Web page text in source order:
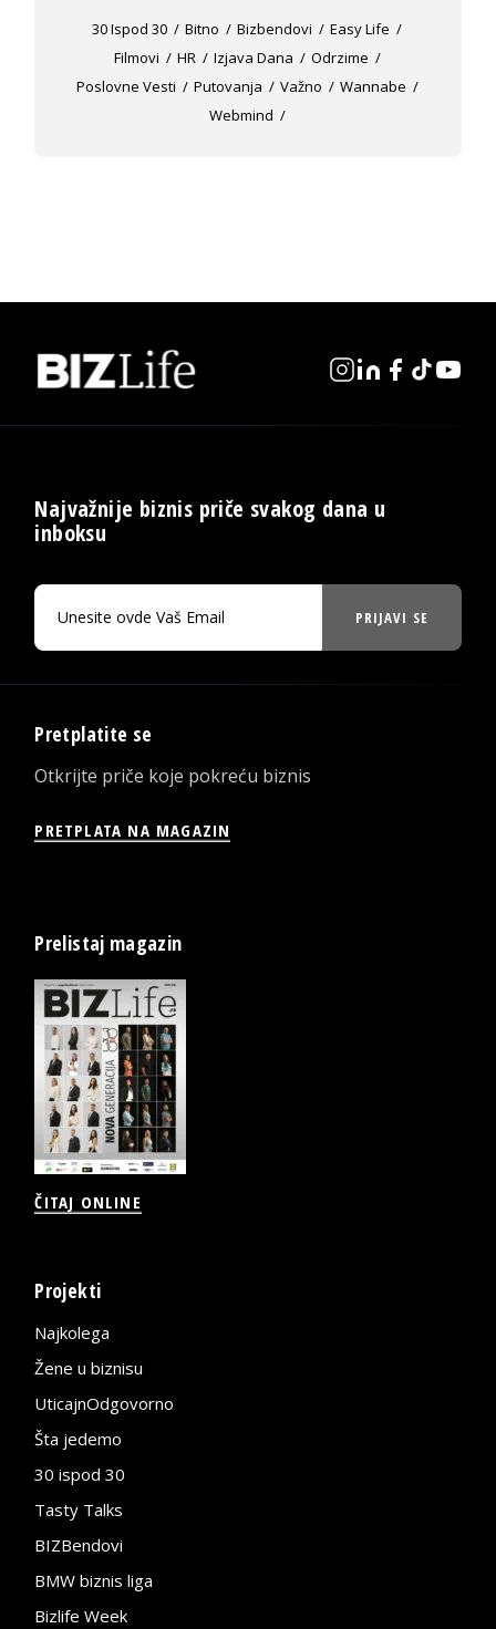
30 Ispod 30 Bitno Bizbendovi
Easy Life
Filmovi
HR Izjava Dana
Odrzime
Poslovne Vesti
Putovanja Važno
Wannabe
Webmind
Najvažnije biznis priče svakog dana u
inboksu
PRIJAVI SE
Pretplatite se
Otkrijte priče koje pokreću biznis
PRETPLATA NA MAGAZIN
Prelistaj magazin
ČITAJ ONLINE
Projekti
Najkolega
Žene u biznisu
UticajnOdgovorno
Šta jedemo
30 ispod 30
Tasty Talks
BIZBendovi
BMW biznis liga
Bizlife Week